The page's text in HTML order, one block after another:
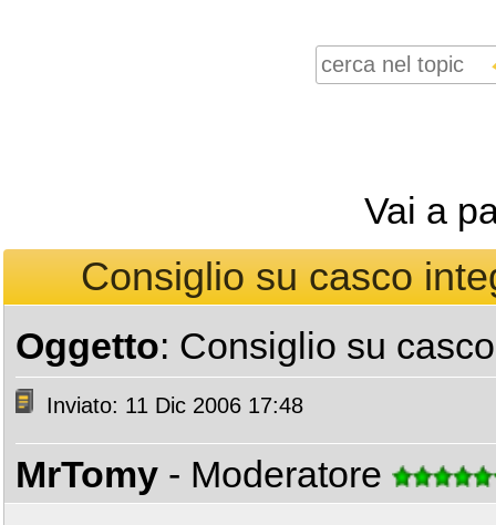
Vai a
Consiglio su casco
Oggetto: Consiglio su
Inviato: 11 Dic 2006 17:48
MrTomy - Moderatore